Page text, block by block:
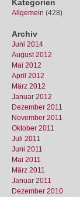
Kategorien
Allgemein (428)
Archiv
Juni 2014
August 2012
Mai 2012
April 2012
März 2012
Januar 2012
Dezember 2011
November 2011
Oktober 2011
Juli 2011
Juni 2011
Mai 2011
März 2011
Januar 2011
Dezember 2010